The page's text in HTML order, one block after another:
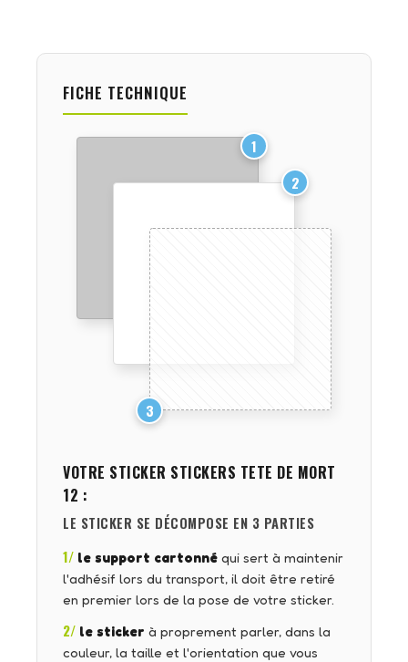
FICHE TECHNIQUE
1
2
3
VOTRE STICKER STICKERS TETE DE MORT
12 :
LE STICKER SE DÉCOMPOSE EN 3 PARTIES
1/ le support cartonné qui sert à maintenir
l'adhésif lors du transport, il doit être retiré
en premier lors de la pose de votre sticker.
2/ le sticker à proprement parler, dans la
couleur, la taille et l'orientation que vous